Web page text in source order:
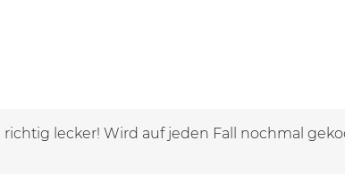
richtig lecker! Wird auf jeden Fall nochmal